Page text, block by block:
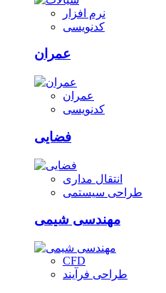
نرم افزار
کدنویسی
عمران
عمران
کدنویسی
فضایی
انتقال مداری
طراحی سیستمی
مهندسی شیمی
CFD
طراحی فرآیند